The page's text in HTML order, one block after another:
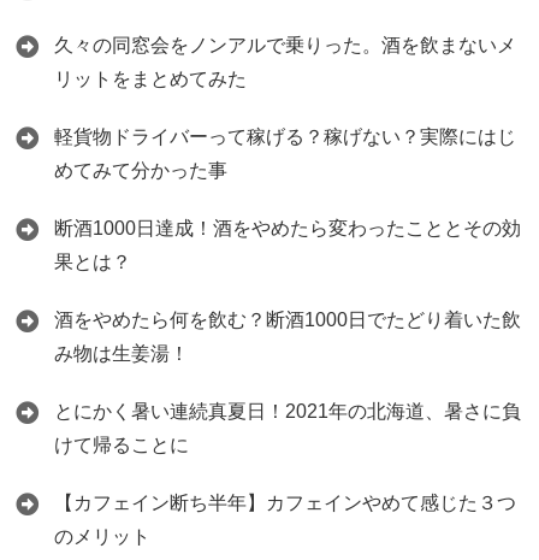
久々の同窓会をノンアルで乗りった。酒を飲まないメ
リットをまとめてみた
軽貨物ドライバーって稼げる？稼げない？実際にはじ
めてみて分かった事
断酒1000日達成！酒をやめたら変わったこととその効
果とは？
酒をやめたら何を飲む？断酒1000日でたどり着いた飲
み物は生姜湯！
とにかく暑い連続真夏日！2021年の北海道、暑さに負
けて帰ることに
【カフェイン断ち半年】カフェインやめて感じた３つ
のメリット